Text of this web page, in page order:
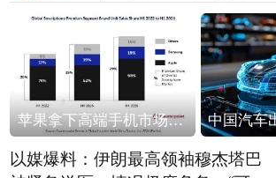
苹果拿下高端手机市场65%的份额：iPhone 17系列功不可没
以媒爆料：伊朗最高领袖穆杰塔巴